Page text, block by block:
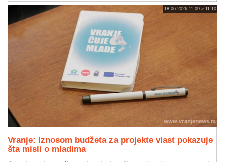
18.06.2026 11:09 » 11:10
Vranje: Iznosom budžeta za projekte vlast pokazuje
šta misli o mladima